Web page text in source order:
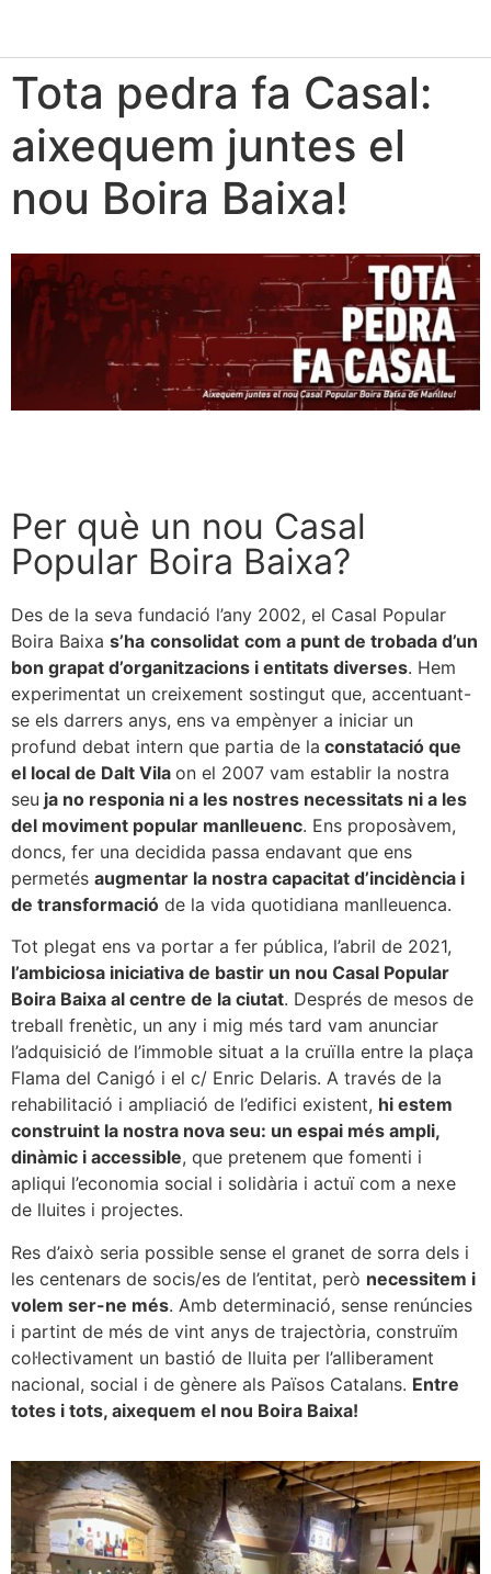
Tota pedra fa Casal:
aixequem juntes el
nou Boira Baixa!
Per què un nou Casal
Popular Boira Baixa?
Des de la seva fundació l’any 2002, el Casal Popular
Boira Baixa s’ha consolidat com a punt de trobada d’un
bon grapat d’organitzacions i entitats diverses. Hem
experimentat un creixement sostingut que, accentuant-
se els darrers anys, ens va empènyer a iniciar un
profund debat intern que partia de la constatació que
el local de Dalt Vila on el 2007 vam establir la nostra
seu ja no responia ni a les nostres necessitats ni a les
del moviment popular manlleuenc. Ens proposàvem,
doncs, fer una decidida passa endavant que ens
permetés augmentar la nostra capacitat d’incidència i
de transformació de la vida quotidiana manlleuenca.
Tot plegat ens va portar a fer pública, l’abril de 2021,
l’ambiciosa iniciativa de bastir un nou Casal Popular
Boira Baixa al centre de la ciutat. Després de mesos de
treball frenètic, un any i mig més tard vam anunciar
l’adquisició de l’immoble situat a la cruïlla entre la plaça
Flama del Canigó i el c/ Enric Delaris. A través de la
rehabilitació i ampliació de l’edifici existent, hi estem
construint la nostra nova seu: un espai més ampli,
dinàmic i accessible, que pretenem que fomenti i
apliqui l’economia social i solidària i actuï com a nexe
de lluites i projectes.
Res d’això seria possible sense el granet de sorra dels i
les centenars de socis/es de l’entitat, però necessitem i
volem ser-ne més. Amb determinació, sense renúncies
i partint de més de vint anys de trajectòria, construïm
col·lectivament un bastió de lluita per l’alliberament
nacional, social i de gènere als Països Catalans. Entre
totes i tots, aixequem el nou Boira Baixa!